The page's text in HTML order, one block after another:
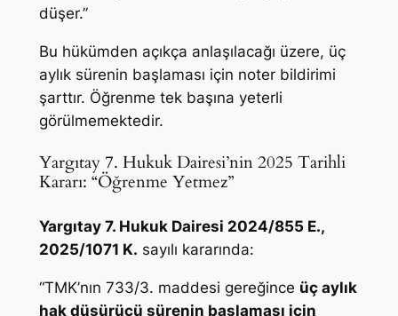
düşer.”
Bu hükümden açıkça anlaşılacağı üzere, üç
aylık sürenin başlaması için noter bildirimi
şarttır. Öğrenme tek başına yeterli
görülmemektedir.
Yargıtay 7. Hukuk Dairesi’nin 2025 Tarihli
Kararı: “Öğrenme Yetmez”
Yargıtay 7. Hukuk Dairesi 2024/855 E.,
2025/1071 K. sayılı kararında:
“TMK’nın 733/3. maddesi gereğince üç aylık
hak düşürücü sürenin başlaması için